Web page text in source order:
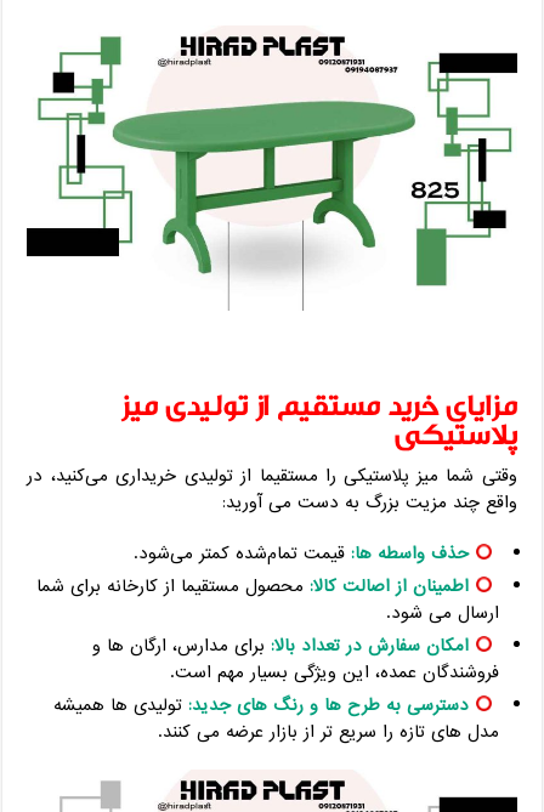
مزایای خرید مستقیم از تولیدی میز
پلاستیکی
وقتی شما میز پلاستیکی را مستقیما از تولیدی خریداری می‌کنید، در
واقع چند مزیت بزرگ به دست می‌ آورید:
حذف واسطه ‌ها: قیمت تمام‌شده کمتر می‌شود.
اطمینان از اصالت کالا: محصول مستقیما از کارخانه برای شما
ارسال می ‌شود.
امکان سفارش در تعداد بالا: برای مدارس، ارگان ‌ها و
فروشندگان عمده، این ویژگی بسیار مهم است.
دسترسی به طرح‌ ها و رنگ‌ های جدید: تولیدی ‌ها همیشه
مدل ‌های تازه را سریع ‌تر از بازار عرضه می‌ کنند.